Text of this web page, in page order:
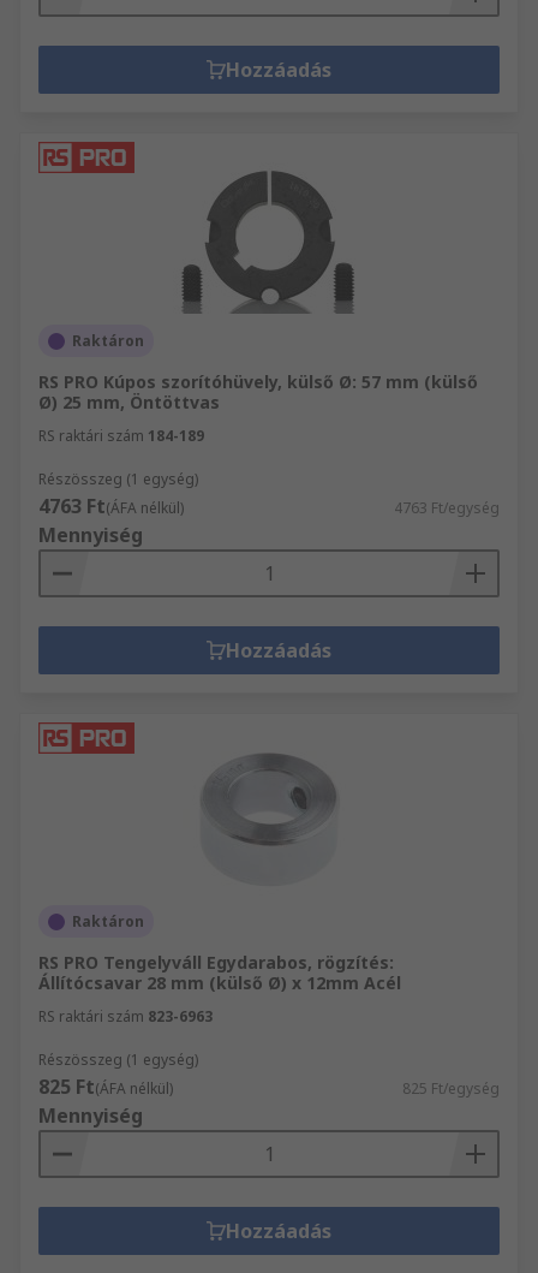
Hozzáadás
Raktáron
RS PRO Kúpos szorítóhüvely, külső Ø: 57 mm (külső
Ø) 25 mm, Öntöttvas
RS raktári szám 184-189
Részösszeg (1 egység)
4763 Ft(ÁFA nélkül) 4763 Ft/egység
Mennyiség
Hozzáadás
Raktáron
RS PRO Tengelyváll Egydarabos, rögzítés:
Állítócsavar 28 mm (külső Ø) x 12mm Acél
RS raktári szám 823-6963
Részösszeg (1 egység)
825 Ft(ÁFA nélkül) 825 Ft/egység
Mennyiség
Hozzáadás